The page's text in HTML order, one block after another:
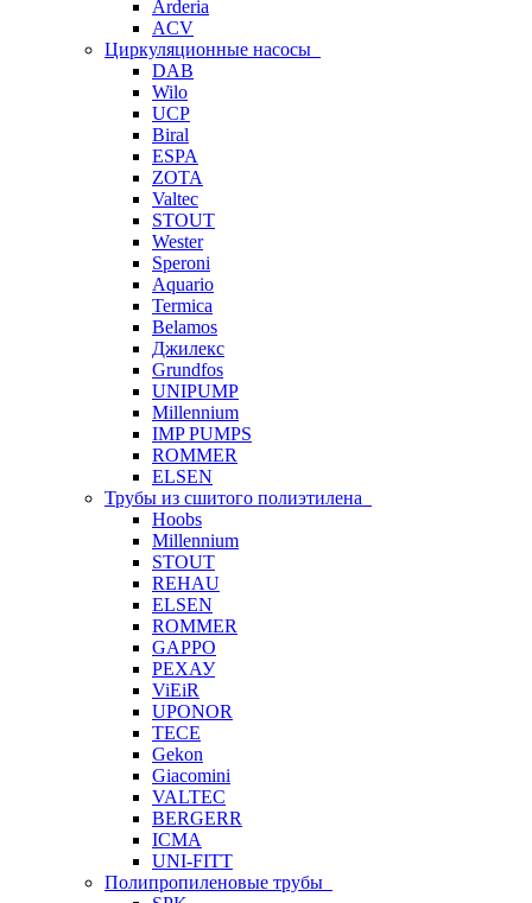
Arderia
ACV
Циркуляционные насосы
DAB
Wilo
UCP
Biral
ESPA
ZOTA
Valtec
STOUT
Wester
Speroni
Aquario
Termica
Belamos
Джилекс
Grundfos
UNIPUMP
Millennium
IMP PUMPS
ROMMER
ELSEN
Трубы из сшитого полиэтилена
Hoobs
Millennium
STOUT
REHAU
ELSEN
ROMMER
GAPPO
РЕХАУ
ViEiR
UPONOR
TECE
Gekon
Giacomini
VALTEC
BERGERR
ICMA
UNI-FITT
Полипропиленовые трубы